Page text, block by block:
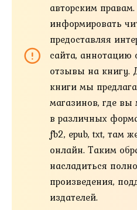
авторским
информировать
предоставляя
сайта, аннотацию
отзывы на книгу.
книги мы
магазинов, где вы
в различных
fb2, epub, txt, там
онлайн. Таким
насладиться
произведения,
издателей.